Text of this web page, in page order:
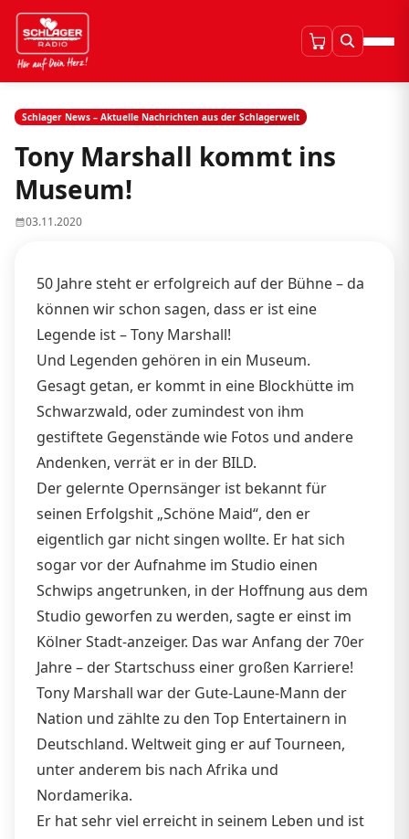
Schlager News – Aktuelle Nachrichten aus der Schlagerwelt
Tony Marshall kommt ins
Museum!
03.11.2020
50 Jahre steht er erfolgreich auf der Bühne – da
können wir schon sagen, dass er ist eine
Legende ist – Tony Marshall!
Und Legenden gehören in ein Museum.
Gesagt getan, er kommt in eine Blockhütte im
Schwarzwald, oder zumindest von ihm
gestiftete Gegenstände wie Fotos und andere
Andenken, verrät er in der BILD.
Der gelernte Opernsänger ist bekannt für
seinen Erfolgshit „Schöne Maid“, den er
eigentlich gar nicht singen wollte. Er hat sich
sogar vor der Aufnahme im Studio einen
Schwips angetrunken, in der Hoffnung aus dem
Studio geworfen zu werden, sagte er einst im
Kölner Stadt-anzeiger. Das war Anfang der 70er
Jahre – der Startschuss einer großen Karriere!
Tony Marshall war der Gute-Laune-Mann der
Nation und zählte zu den Top Entertainern in
Deutschland. Weltweit ging er auf Tourneen,
unter anderem bis nach Afrika und
Nordamerika.
Er hat sehr viel erreicht in seinem Leben und ist